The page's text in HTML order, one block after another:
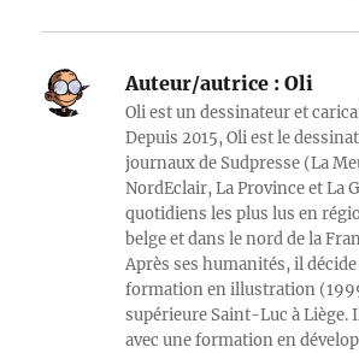
Auteur/autrice : Oli
Oli est un dessinateur et
Depuis 2015, Oli est le
journaux de Sudpresse (La
NordEclair, La Province et La
quotidiens les plus lus en
belge et dans le nord de la
Après ses humanités, il
formation en illustration
supérieure Saint-Luc à Liège.
avec une formation en